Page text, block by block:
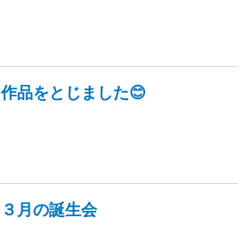
作品をとじました😊
３月の誕生会